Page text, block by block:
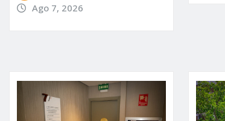
Ago 7, 2026